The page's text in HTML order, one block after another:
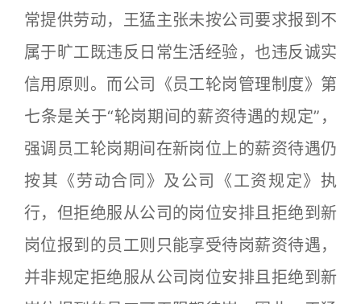
常提供劳动，王猛主张未按公司要求报到不
属于旷工既违反日常生活经验，也违反诚实
信用原则。而公司《员工轮岗管理制度》第
七条是关于“轮岗期间的薪资待遇的规定”，
强调员工轮岗期间在新岗位上的薪资待遇仍
按其《劳动合同》及公司《工资规定》执
行，但拒绝服从公司的岗位安排且拒绝到新
岗位报到的员工则只能享受待岗薪资待遇，
并非规定拒绝服从公司岗位安排且拒绝到新